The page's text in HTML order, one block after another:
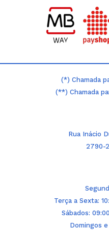
(*) Chamada
(**) Chamada
Rua Inácio
2790-
Terça a Sexta:
Sábados:
Domingos